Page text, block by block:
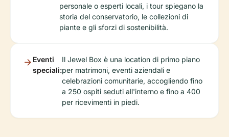
personale o esperti locali, i tour spiegano la
storia del conservatorio, le collezioni di
piante e gli sforzi di sostenibilità.
Eventi
speciali:
Il Jewel Box è una location di primo piano
per matrimoni, eventi aziendali e
celebrazioni comunitarie, accogliendo fino
a 250 ospiti seduti all'interno e fino a 400
per ricevimenti in piedi.